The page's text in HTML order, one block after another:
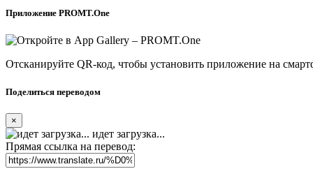
Приложение PROMT.One
Отсканируйте QR-код, чтобы установить приложение на
Поделиться переводом
×
идет загрузка...
Прямая ссылка на перевод: